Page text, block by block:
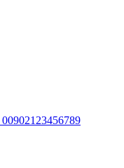
00902123456789